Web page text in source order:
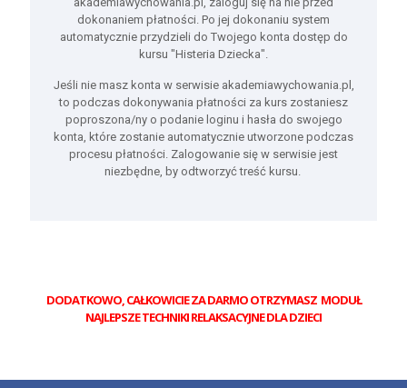
dokonaniem płatności. Po jej dokonaniu system
automatycznie przydzieli do Twojego konta dostęp do
kursu "Histeria Dziecka".
Jeśli nie masz konta w serwisie akademiawychowania.pl,
to podczas dokonywania płatności za kurs zostaniesz
poproszona/ny o podanie loginu i hasła do swojego
konta, które zostanie automatycznie utworzone podczas
procesu płatności. Zalogowanie się w serwisie jest
niezbędne, by odtworzyć treść kursu.
DODATKOWO, CAŁKOWICIE ZA DARMO OTRZYMASZ MODUŁ
NAJLEPSZE TECHNIKI RELAKSACYJNE DLA DZIECI